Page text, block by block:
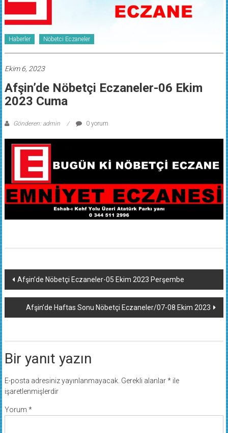
Haberler Nöbetci Eczaneler
Ekim 6, 2023
Afşin’de Nöbetçi Eczaneler-06 Ekim
2023 Cuma
Gönderen: admin 0 yorum
Yazı
dolaşımı
Afşin’de Nöbetçi Eczaneler-05 Ekim 2023 Perşembe
Afşin’de Haftas Sonu Nöbetçi Eczaneler/07-08 Ekim 2023
Bir yanıt yazın
E-posta adresiniz yayınlanmayacak. Gerekli alanlar*ile
işaretlenmişlerdir
Yorum *